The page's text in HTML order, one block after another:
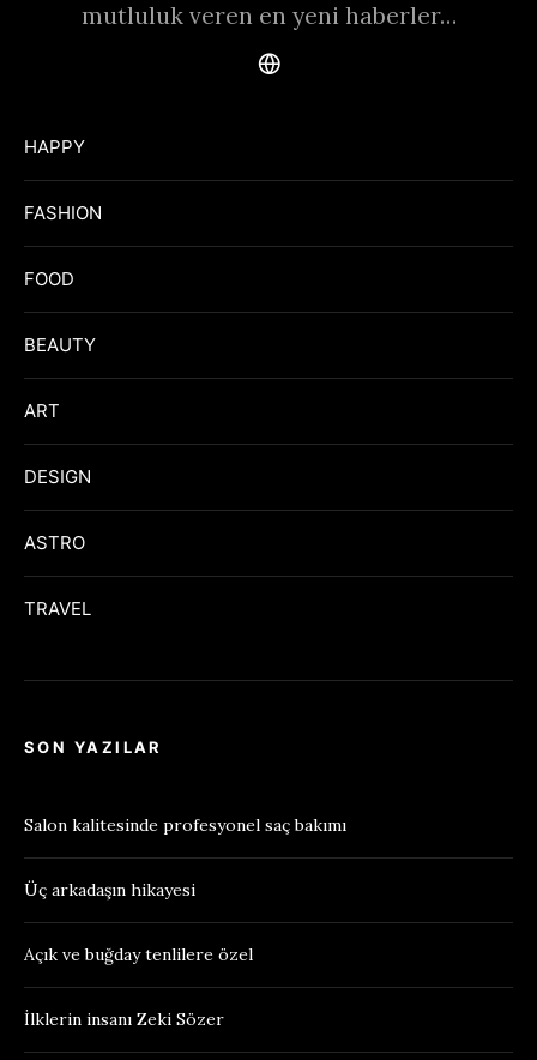
mutluluk veren en yeni haberler…
HAPPY
FASHION
FOOD
BEAUTY
ART
DESIGN
ASTRO
TRAVEL
SON YAZILAR
Salon kalitesinde profesyonel saç bakımı
Üç arkadaşın hikayesi
Açık ve buğday tenlilere özel
İlklerin insanı Zeki Sözer